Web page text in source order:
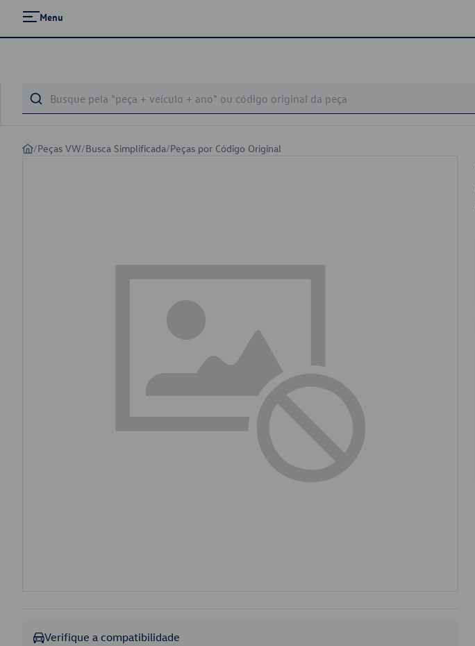
Menu
/Peças VW/Busca Simplificada/Peças por Código Original
Verifique a compatibilidade